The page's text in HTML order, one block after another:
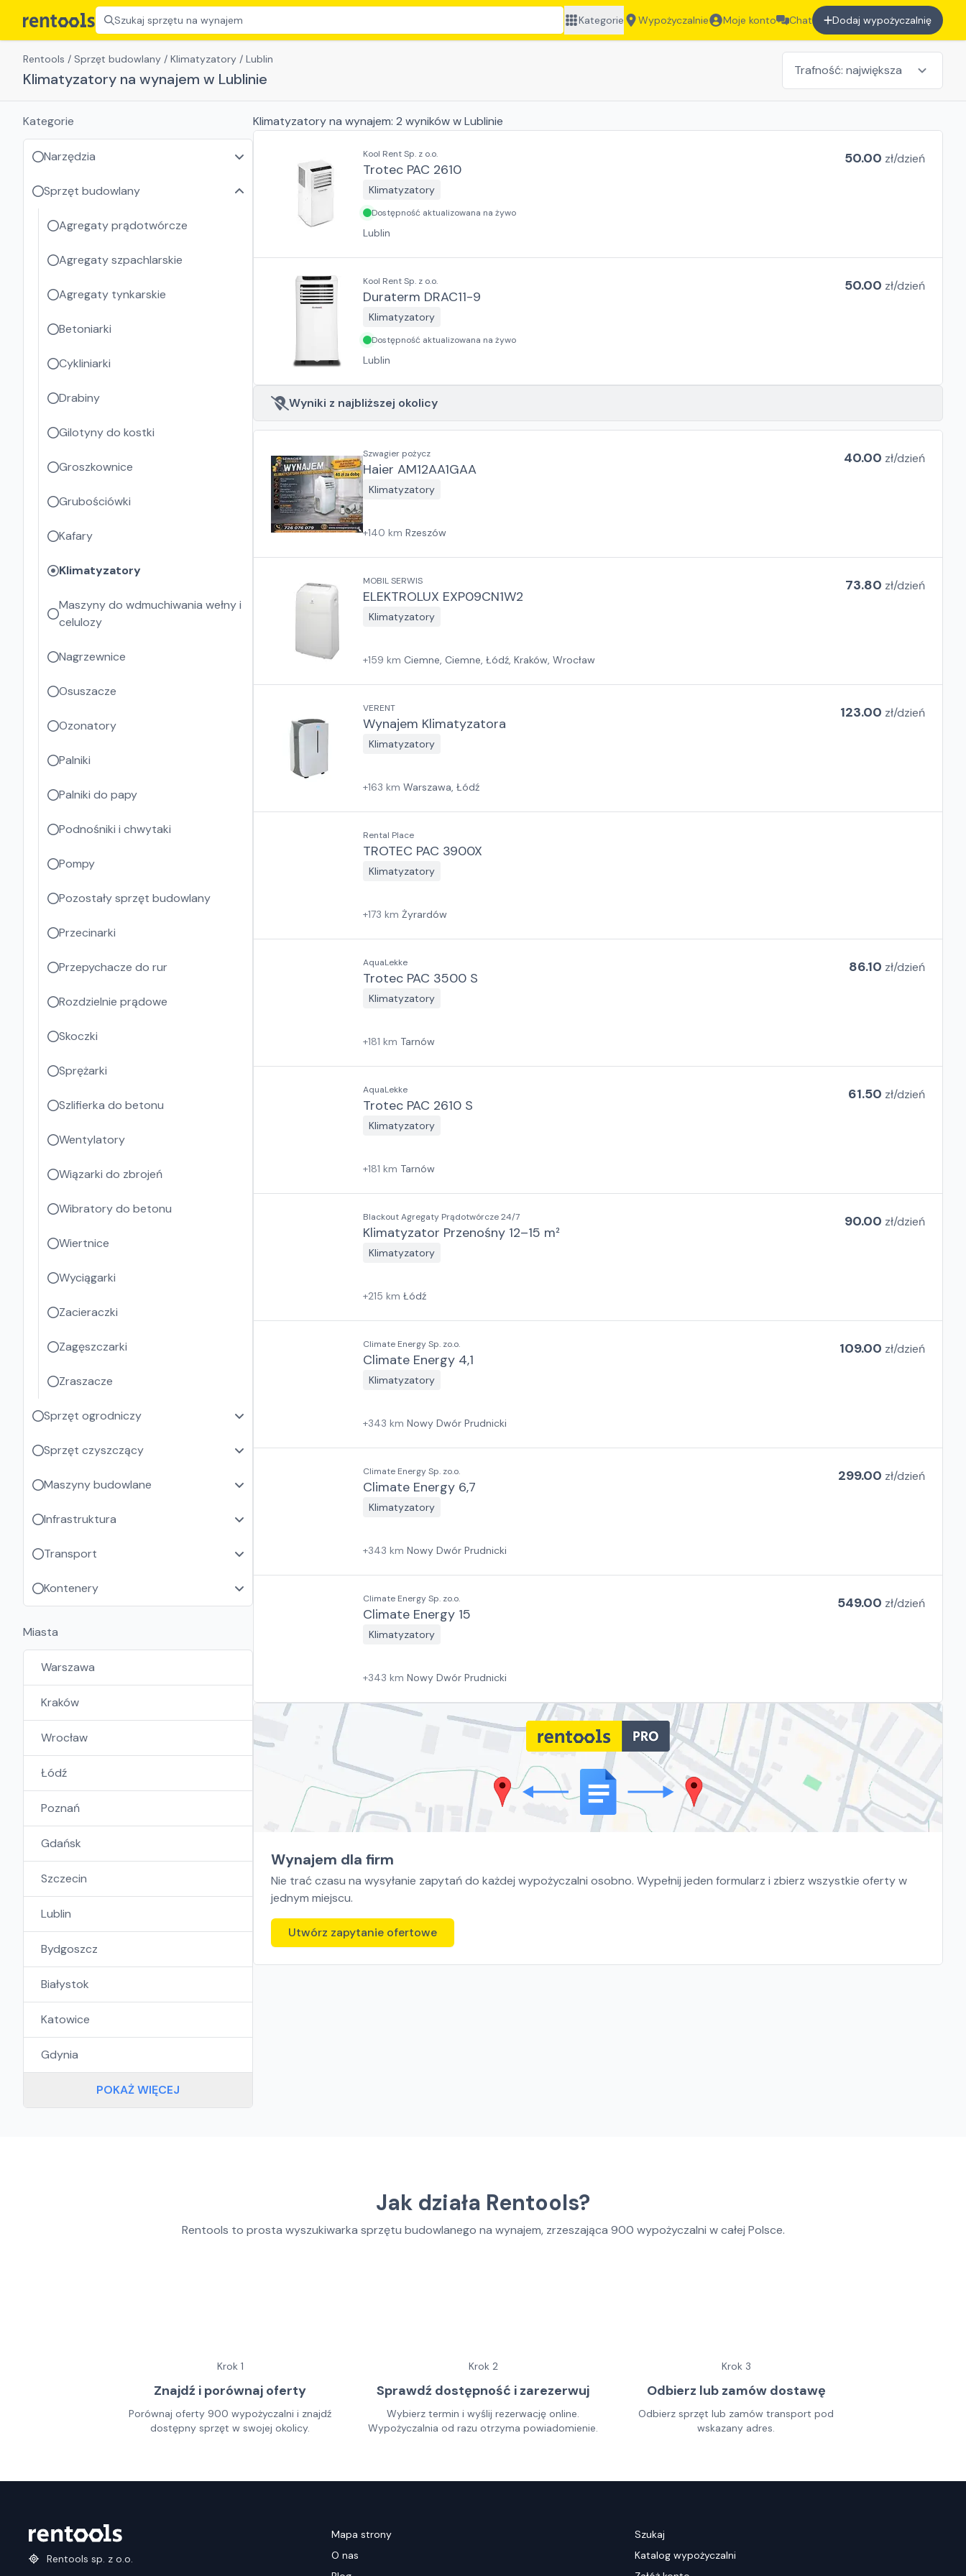
Szukaj sprzętu na wynajem Kategorie Wypożyczalnie Moje konto Chat Dodaj wypożyczalnię
Rentools / Sprzęt budowlany / Klimatyzatory / Lublin
Klimatyzatory na wynajem w Lublinie
Klimatyzatoryna wynajem: 2 wynikóww Lublinie
Kool Rent Sp. z o.o.
Trotec PAC 2610
Klimatyzatory
50.00 zł/dzień
Dostępność aktualizowana na żywo
Lublin
Kool Rent Sp. z o.o.
Duraterm DRAC11-9
Klimatyzatory
50.00 zł/dzień
Dostępność aktualizowana na żywo
Lublin
Wyniki z najbliższej okolicy
Szwagier pożycz
Haier AM12AA1GAA
Klimatyzatory
40.00 zł/dzień
+140 km Rzeszów
MOBIL SERWIS
ELEKTROLUX EXP09CN1W2
Klimatyzatory
73.80 zł/dzień
+159 km Ciemne, Ciemne, Łódź, Kraków, Wrocław
VERENT
Wynajem Klimatyzatora
Klimatyzatory
123.00 zł/dzień
+163 km Warszawa, Łódź
Rental Place
TROTEC PAC 3900X
Klimatyzatory
+173 km Żyrardów
AquaLekke
Trotec PAC 3500 S
Klimatyzatory
86.10 zł/dzień
+181 km Tarnów
AquaLekke
Trotec PAC 2610 S
Klimatyzatory
61.50 zł/dzień
+181 km Tarnów
Blackout Agregaty Prądotwórcze 24/7
Klimatyzator Przenośny 12–15 m²
Klimatyzatory
90.00 zł/dzień
+215 km Łódź
Climate Energy Sp. zo.o.
Climate Energy 4,1
Klimatyzatory
109.00 zł/dzień
+343 km Nowy Dwór Prudnicki
Climate Energy Sp. zo.o.
Climate Energy 6,7
Klimatyzatory
299.00 zł/dzień
+343 km Nowy Dwór Prudnicki
Climate Energy Sp. zo.o.
Climate Energy 15
Klimatyzatory
549.00 zł/dzień
+343 km Nowy Dwór Prudnicki
Wynajem dla firm
Nie trać czasu na wysyłanie zapytań do każdej wypożyczalni osobno. Wypełnij jeden formularz i zbierz wszystkie oferty w
jednym miejscu.
Utwórz zapytanie ofertowe
Kategorie
Narzędzia
Sprzęt budowlany
Agregaty prądotwórcze
Agregaty szpachlarskie
Agregaty tynkarskie
Betoniarki
Cykliniarki
Drabiny
Gilotyny do kostki
Groszkownice
Grubościówki
Kafary
Klimatyzatory
Maszyny do wdmuchiwania wełny i
celulozy
Nagrzewnice
Osuszacze
Ozonatory
Palniki
Palniki do papy
Podnośniki i chwytaki
Pompy
Pozostały sprzęt budowlany
Przecinarki
Przepychacze do rur
Rozdzielnie prądowe
Skoczki
Sprężarki
Szlifierka do betonu
Wentylatory
Wiązarki do zbrojeń
Wibratory do betonu
Wiertnice
Wyciągarki
Zacieraczki
Zagęszczarki
Zraszacze
Sprzęt ogrodniczy
Sprzęt czyszczący
Maszyny budowlane
Infrastruktura
Transport
Kontenery
Miasta
Warszawa
Kraków
Wrocław
Łódź
Poznań
Gdańsk
Szczecin
Lublin
Bydgoszcz
Białystok
Katowice
Gdynia
POKAŻ WIĘCEJ
Jak działa Rentools?
Rentools to prosta wyszukiwarka sprzętu budowlanego na wynajem, zrzeszająca 900 wypożyczalni w całej Polsce.
Krok 1
Znajdź i porównaj oferty
Porównaj oferty 900 wypożyczalni i znajdź
dostępny sprzęt w swojej okolicy.
Krok 2
Sprawdź dostępność i zarezerwuj
Wybierz termin i wyślij rezerwację online.
Wypożyczalnia od razu otrzyma powiadomienie.
Krok 3
Odbierz lub zamów dostawę
Odbierz sprzęt lub zamów transport pod
wskazany adres.
Rentools sp. z o.o.
Mapa strony
O nas
Szukaj
Katalog wypożyczalni